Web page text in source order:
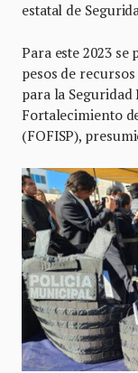
estatal de
Para este 2023
pesos de
para la Seguridad
Fortalecimiento
(FOFISP),